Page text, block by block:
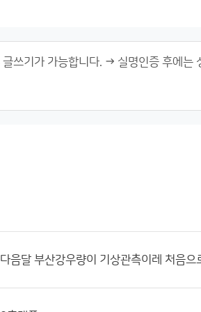
다음달 부산강우량이 기상관측이레 처음